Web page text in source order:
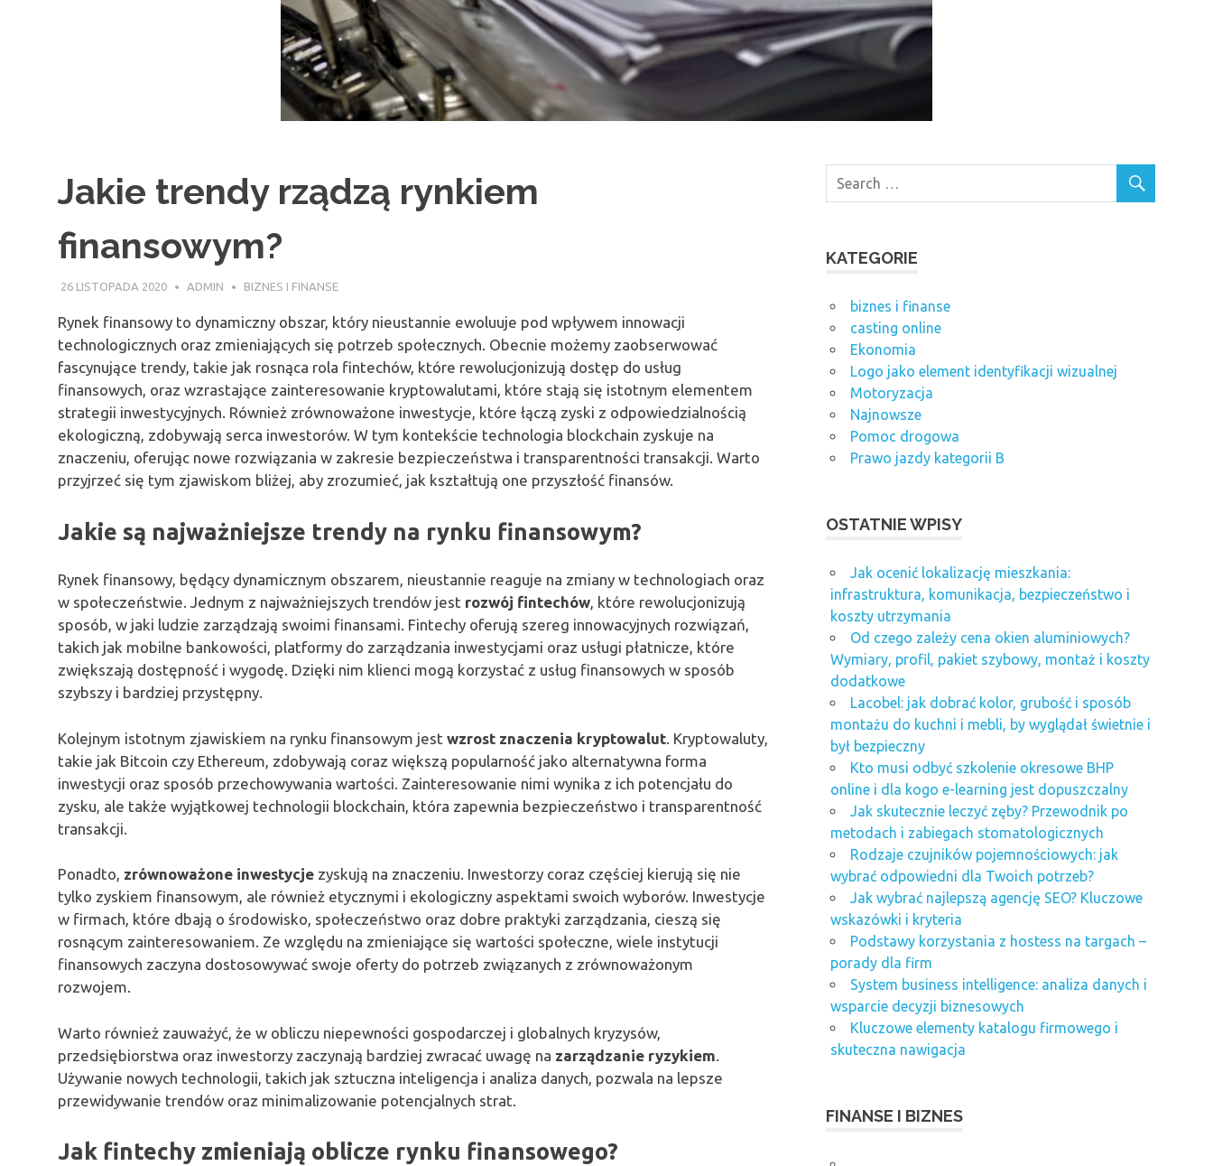
Jakie trendy rządzą rynkiem
finansowym?
26 LISTOPADA 2020 ADMIN BIZNES I FINANSE
Rynek finansowy to dynamiczny obszar, który nieustannie ewoluuje pod wpływem innowacji
technologicznych oraz zmieniających się potrzeb społecznych. Obecnie możemy zaobserwować
fascynujące trendy, takie jak rosnąca rola fintechów, które rewolucjonizują dostęp do usług
finansowych, oraz wzrastające zainteresowanie kryptowalutami, które stają się istotnym elementem
strategii inwestycyjnych. Również zrównoważone inwestycje, które łączą zyski z odpowiedzialnością
ekologiczną, zdobywają serca inwestorów. W tym kontekście technologia blockchain zyskuje na
znaczeniu, oferując nowe rozwiązania w zakresie bezpieczeństwa i transparentności transakcji. Warto
przyjrzeć się tym zjawiskom bliżej, aby zrozumieć, jak kształtują one przyszłość finansów.
Jakie są najważniejsze trendy na rynku finansowym?
Rynek finansowy, będący dynamicznym obszarem, nieustannie reaguje na zmiany w technologiach oraz
w społeczeństwie. Jednym z najważniejszych trendów jest rozwój fintechów, które rewolucjonizują
sposób, w jaki ludzie zarządzają swoimi finansami. Fintechy oferują szereg innowacyjnych rozwiązań,
takich jak mobilne bankowości, platformy do zarządzania inwestycjami oraz usługi płatnicze, które
zwiększają dostępność i wygodę. Dzięki nim klienci mogą korzystać z usług finansowych w sposób
szybszy i bardziej przystępny.
Kolejnym istotnym zjawiskiem na rynku finansowym jest wzrost znaczenia kryptowalut . Kryptowaluty,
takie jak Bitcoin czy Ethereum, zdobywają coraz większą popularność jako alternatywna forma
inwestycji oraz sposób przechowywania wartości. Zainteresowanie nimi wynika z ich potencjału do
zysku, ale także wyjątkowej technologii blockchain, która zapewnia bezpieczeństwo i transparentność
transakcji.
Ponadto, zrównoważone inwestycje zyskują na znaczeniu. Inwestorzy coraz częściej kierują się nie
tylko zyskiem finansowym, ale również etycznymi i ekologiczny aspektami swoich wyborów. Inwestycje
w firmach, które dbają o środowisko, społeczeństwo oraz dobre praktyki zarządzania, cieszą się
rosnącym zainteresowaniem. Ze względu na zmieniające się wartości społeczne, wiele instytucji
finansowych zaczyna dostosowywać swoje oferty do potrzeb związanych z zrównoważonym
rozwojem.
Warto również zauważyć, że w obliczu niepewności gospodarczej i globalnych kryzysów,
przedsiębiorstwa oraz inwestorzy zaczynają bardziej zwracać uwagę na zarządzanie ryzykiem
Używanie nowych technologii, takich jak sztuczna inteligencja i analiza danych, pozwala na lepsze
przewidywanie trendów oraz minimalizowanie potencjalnych strat.
Jak fintechy zmieniają oblicze rynku finansowego?
KATEGORIE
biznes i finanse
casting online
Ekonomia
Logo jako element identyfikacji wizualnej
Motoryzacja
Najnowsze
Pomoc drogowa
Prawo jazdy kategorii B
OSTATNIE WPISY
Jak ocenić lokalizację mieszkania:
infrastruktura, komunikacja, bezpieczeństwo i
koszty utrzymania
Od czego zależy cena okien aluminiowych?
Wymiary, profil, pakiet szybowy, montaż i koszty
dodatkowe
Lacobel: jak dobrać kolor, grubość i sposób
montażu do kuchni i mebli, by wyglądał świetnie i
był bezpieczny
Kto musi odbyć szkolenie okresowe BHP
online i dla kogo e-learning jest dopuszczalny
Jak skutecznie leczyć zęby? Przewodnik po
metodach i zabiegach stomatologicznych
Rodzaje czujników pojemnościowych: jak
wybrać odpowiedni dla Twoich potrzeb?
Jak wybrać najlepszą agencję SEO? Kluczowe
wskazówki i kryteria
Podstawy korzystania z hostess na targach –
porady dla firm
System business intelligence: analiza danych i
wsparcie decyzji biznesowych
Kluczowe elementy katalogu firmowego i
skuteczna nawigacja
FINANSE I BIZNES